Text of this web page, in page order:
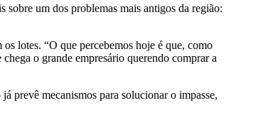
um dos problemas mais antigos da região:
lotes. “O que percebemos hoje é que, como
o grande empresário querendo comprar a
prevê mecanismos para solucionar o impasse,